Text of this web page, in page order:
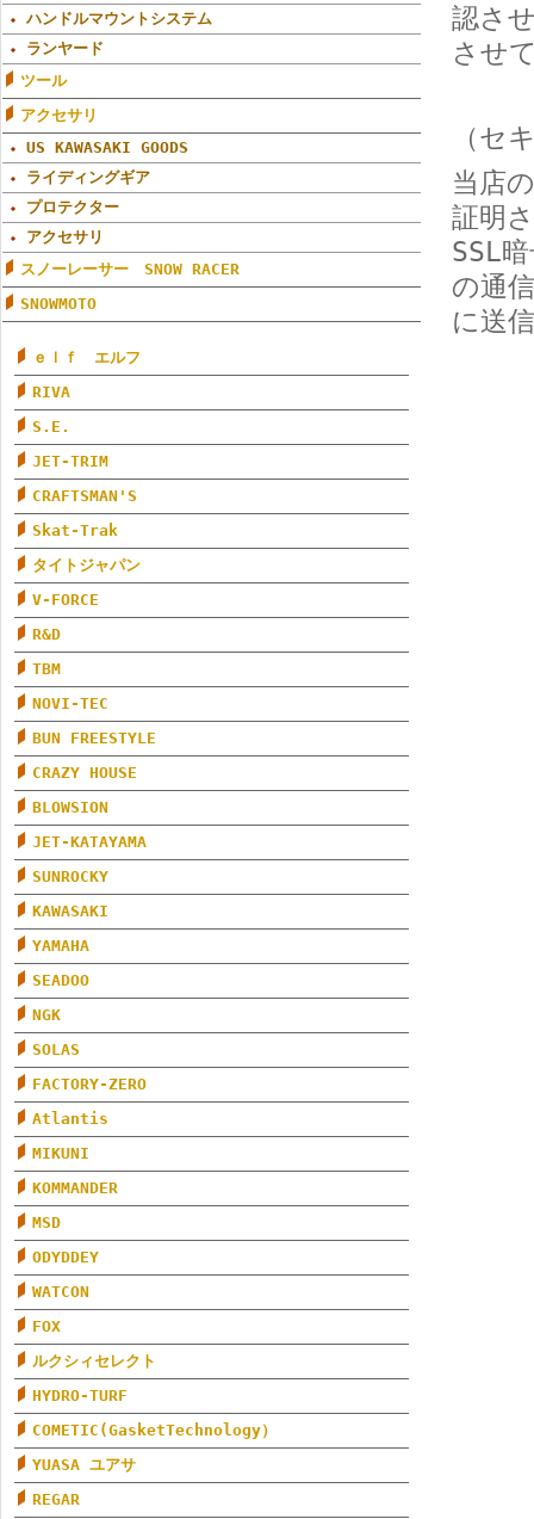
ハンドルマウントシステム
ランヤード
ツール
アクセサリ
US KAWASAKI GOODS
ライディングギア
プロテクター
アクセサリ
スノーレーサー SNOW RACER
SNOWMOTO
ｅｌｆ エルフ
RIVA
S.E.
JET-TRIM
CRAFTSMAN'S
Skat-Trak
タイトジャパン
V-FORCE
R&D
TBM
NOVI-TEC
BUN FREESTYLE
CRAZY HOUSE
BLOWSION
JET-KATAYAMA
SUNROCKY
KAWASAKI
YAMAHA
SEADOO
NGK
SOLAS
FACTORY-ZERO
Atlantis
MIKUNI
KOMMANDER
MSD
ODYDDEY
WATCON
FOX
ルクシィセレクト
HYDRO-TURF
COMETIC(GasketTechnology）
YUASA ユアサ
REGAR
認さ
させ
（セ
当店
証明
SSL
の通
に送